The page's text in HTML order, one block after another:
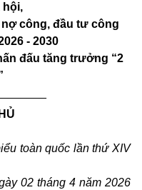
hội,
công, đầu tư công
- 2030
đấu tăng trưởng “2
toàn quốc lần thứ XIV
02 tháng 4 năm 2026